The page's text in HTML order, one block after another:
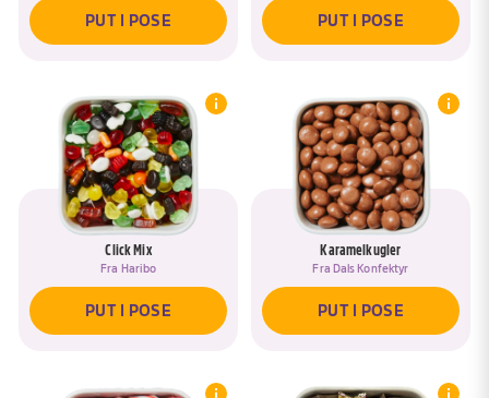
PUT I POSE PUT I POSE
Click Mix
Fra Haribo
PUT I POSE
Karamelkugler
Fra Dals Konfektyr
PUT I POSE